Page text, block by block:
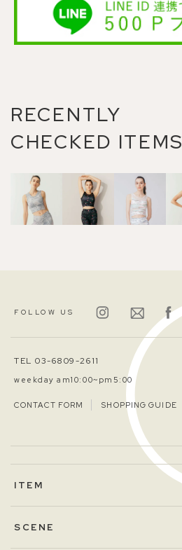
RECENTLY
CHECKED ITEMS
FOLLOW US
TEL 03-6809-2611
weekday am10:00~pm5:00
CONTACT FORM SHOPPING GUIDE
ITEM
SCENE